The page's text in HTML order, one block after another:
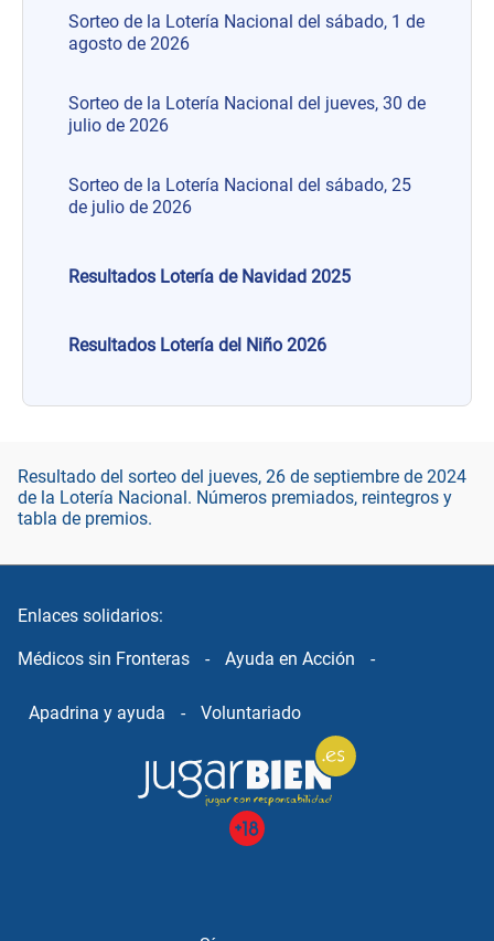
Resultado del sorteo del jueves, 26 de septiembre de 2024
de la Lotería Nacional. Números premiados, reintegros y
tabla de premios.
Sorteo de la Lotería Nacional del sábado, 1 de
agosto de 2026
Sorteo de la Lotería Nacional del jueves, 30 de
julio de 2026
Sorteo de la Lotería Nacional del sábado, 25
de julio de 2026
Resultados Lotería de Navidad 2025
Resultados Lotería del Niño 2026
Enlaces solidarios:
Médicos sin Fronteras - Ayuda en Acción -
Apadrina y ayuda - Voluntariado